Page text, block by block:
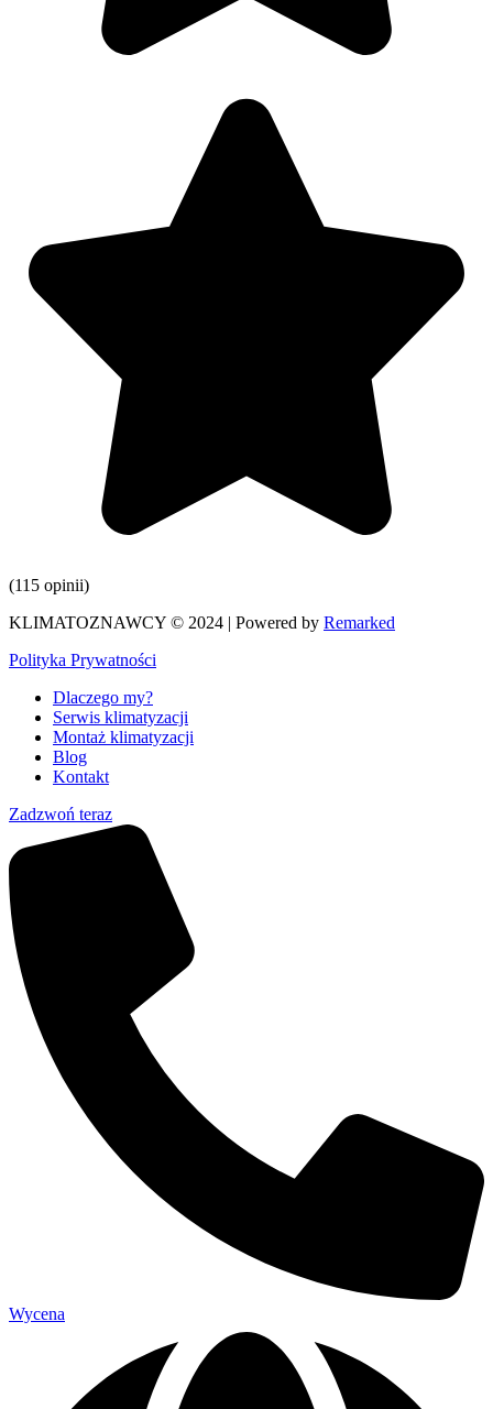
(115 opinii)
KLIMATOZNAWCY © 2024 | Powered by Remarked
Polityka Prywatności
Dlaczego my?
Serwis klimatyzacji
Montaż klimatyzacji
Blog
Kontakt
Zadzwoń teraz
Wycena